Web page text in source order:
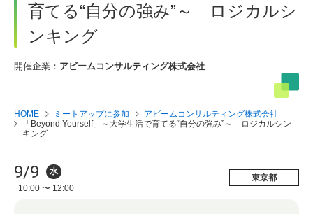
育てる“自分の強み”～ ロジカルシ
ンキング
開催企業： アビームコンサルティング株式会社
HOME ミートアップに参加
アビームコンサルティング株式会社
「Beyond Yourself」～大学生活で育てる“自分の強み”～ ロジカルシン
キング
東京都
9/9
水
10:00 〜 12:00